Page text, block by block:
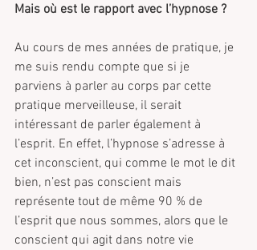
Mais où est le rapport avec l’hypnose ?
Au cours de mes années de pratique, je
me suis rendu compte que si je
parviens à parler au corps par cette
pratique merveilleuse, il serait
intéressant de parler également à
l’esprit. En effet, l’hypnose s’adresse à
cet inconscient, qui comme le mot le dit
bien, n’est pas conscient mais
représente tout de même 90 % de
l’esprit que nous sommes, alors que le
conscient qui agit dans notre vie